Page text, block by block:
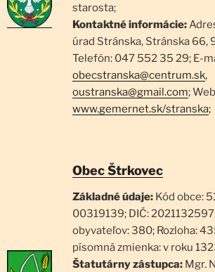
starosta;
Kontaktné informácie:
úrad Stránska, Stránska 66,
Telefón: 047 552 35 29; E-
obecstranska@centrum.sk,
oustranska@gmail.com;
www.gemernet.sk/stranska;
Obec Štrkovec
Základné údaje: Kód obce:
00319139; DIČ:
obyvateľov: 380; Rozloha:
písomná zmienka: v roku
Štatutárny zástupca: Mgr.